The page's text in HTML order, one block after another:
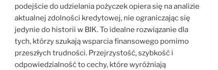
podejście do udzielania pożyczek opiera się na analizie
aktualnej zdolności kredytowej, nie ograniczając się
jedynie do historii w BIK. To idealne rozwiązanie dla
tych, którzy szukają wsparcia finansowego pomimo
przeszłych trudności. Przejrzystość, szybkość i
odpowiedzialność to cechy, które wyróżniają